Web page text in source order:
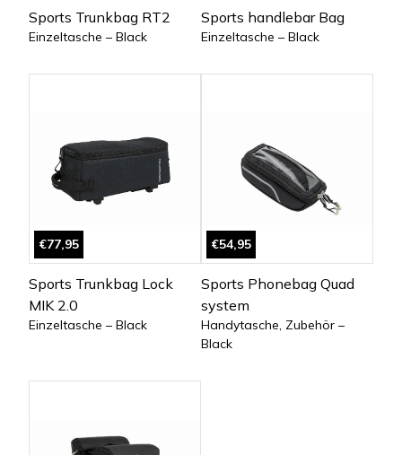
Sports Trunkbag RT2
Einzeltasche – Black
Sports handlebar Bag
Einzeltasche – Black
€77,95
Sports Trunkbag Lock
MIK 2.0
Einzeltasche – Black
€54,95
Sports Phonebag Quad
system
Handytasche, Zubehör –
Black